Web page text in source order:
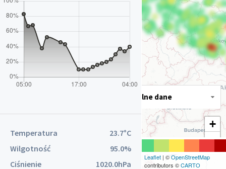
Temperatura
23.7°C
Wilgotność
95.0%
Ciśnienie
1020.0hPa
+
−
Leaflet | ©OpenStreetMap
contributors ©CARTO
Aktualne dane
ul. Opolska 47A Luboszyce gm.
Łubniany
Baborów
Banie
Skośna 6
Ogrodowa 2
Wojska Polskiego 7